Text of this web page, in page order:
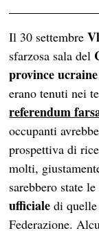
Il 30 settembre
sfarzosa sala del
province ucraine
erano tenuti nei
referendum
occupanti
prospettiva di
molti,
sarebbero state
ufficiale di
Federazione.